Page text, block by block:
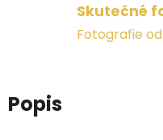
Skutečné
Fotografie
Popis